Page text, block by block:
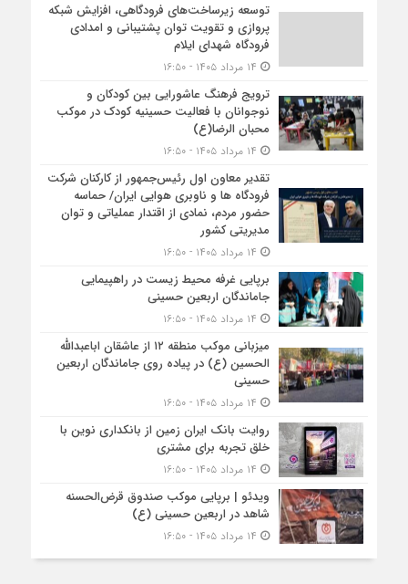
توسعه زیرساخت‌های فرودگاهی، افزایش شبکه
پروازی و تقویت توان پشتیبانی و امدادی
فرودگاه شهدای ایلام
ترویج فرهنگ عاشورایی بین کودکان و
نوجوانان با فعالیت حسینیه کودک در موکب
محبان الرضا(ع)
تقدیر معاون اول رئیس‌جمهور از کارکنان شرکت
فرودگاه ها و ناوبری هوایی ایران/ حماسه
حضور مردم، نمادی از اقتدار عملیاتی و توان
مدیریتی کشور
برپایی غرفه محیط زیست در راهپیمایی
جاماندگان اربعین حسینی
میزبانی موکب منطقه ۱۲ از عاشقان اباعبدالله
الحسین (ع) در پیاده روی جاماندگان اربعین
حسینی
روایت بانک ایران زمین از بانکداری نوین با
خلق تجربه برای مشتری
ویدئو | برپایی موکب صندوق قرض‌الحسنه
شاهد در اربعین حسینی (ع)